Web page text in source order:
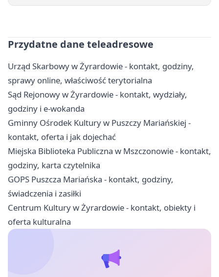
Przydatne dane teleadresowe
Urząd Skarbowy w Żyrardowie - kontakt, godziny,
sprawy online, właściwość terytorialna
Sąd Rejonowy w Żyrardowie - kontakt, wydziały,
godziny i e-wokanda
Gminny Ośrodek Kultury w Puszczy Mariańskiej -
kontakt, oferta i jak dojechać
Miejska Biblioteka Publiczna w Mszczonowie - kontakt,
godziny, karta czytelnika
GOPS Puszcza Mariańska - kontakt, godziny,
świadczenia i zasiłki
Centrum Kultury w Żyrardowie - kontakt, obiekty i
oferta kulturalna